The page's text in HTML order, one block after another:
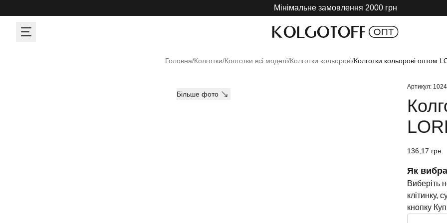
Мінімальне замовлення 2000 грн
Головна/Колготки/Колготки всі моделі/Колготки кольорові/Колготки кольорові оптом
Більше фото
Артикул:
136,17 грн.
Як
Виберіть
клітинку,
кнопку